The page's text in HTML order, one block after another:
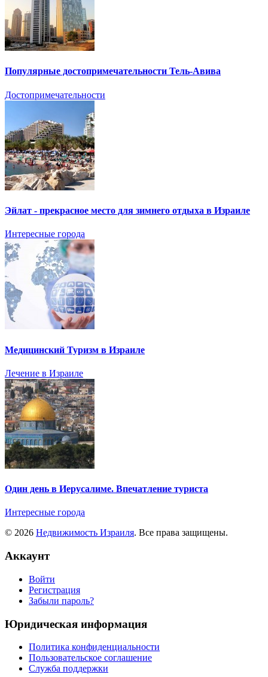
Популярные достопримечательности Тель-Авива
Достопримечательности
Эйлат - прекрасное место для зимнего отдыха в Израиле
Интересные города
Медицинский Туризм в Израиле
Лечение в Израиле
Один день в Иерусалиме. Впечатление туриста
Интересные города
© 2026 Недвижимость Израиля. Все права защищены.
Аккаунт
Войти
Регистрация
Забыли пароль?
Юридическая информация
Политика конфиденциальности
Пользовательское соглашение
Служба поддержки